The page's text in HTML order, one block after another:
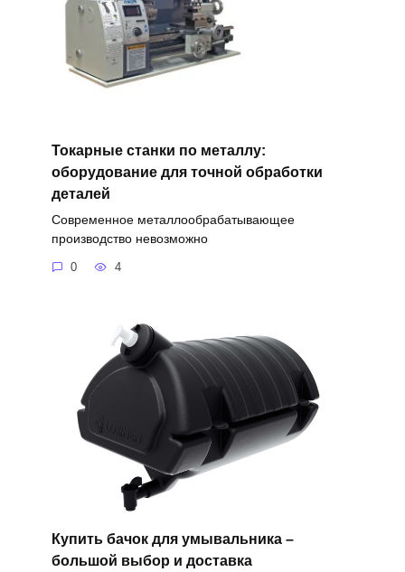
Токарные станки по металлу:
оборудование для точной обработки
деталей
Современное металлообрабатывающее
производство невозможно
0 4
Купить бачок для умывальника –
большой выбор и доставка